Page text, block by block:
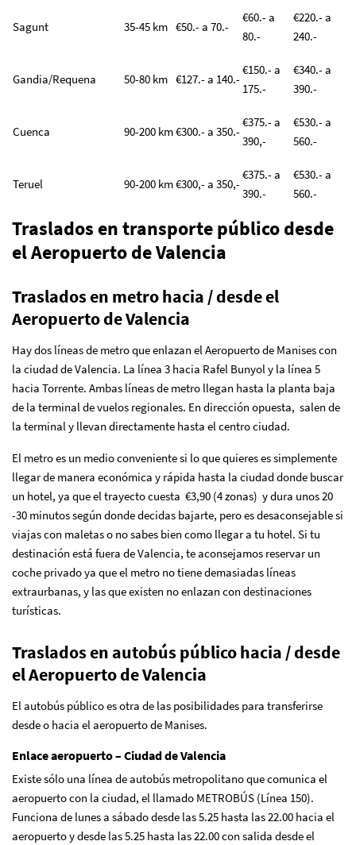
Sagunt 35-45 km €50.- a 70.-
€60.- a
80.-
€220.- a
240.-
Gandia/Requena 50-80 km €127.- a 140.-
€150.- a
175.-
€340.- a
390.-
Cuenca 90-200 km€300.- a 350.-
€375.- a
390,-
€530.- a
560.-
Teruel 90-200 km€300,- a 350,-
€375.- a
390.-
€530.- a
560.-
Traslados en transporte público desde
el Aeropuerto de Valencia
Traslados en metro hacia / desde el
Aeropuerto de Valencia
Hay dos líneas de metro que enlazan el Aeropuerto de Manises con
la ciudad de Valencia. La línea 3 hacia Rafel Bunyol y la línea 5
hacia Torrente. Ambas líneas de metro llegan hasta la planta baja
de la terminal de vuelos regionales. En dirección opuesta, salen de
la terminal y llevan directamente hasta el centro ciudad.
El metro es un medio conveniente si lo que quieres es simplemente
llegar de manera económica y rápida hasta la ciudad donde buscar
un hotel, ya que el trayecto cuesta €3,90 (4 zonas) y dura unos 20
-30 minutos según donde decidas bajarte, pero es desaconsejable si
viajas con maletas o no sabes bien como llegar a tu hotel. Si tu
destinación está fuera de Valencia, te aconsejamos reservar un
coche privado ya que el metro no tiene demasiadas líneas
extraurbanas, y las que existen no enlazan con destinaciones
turísticas.
Traslados en autobús público hacia / desde
el Aeropuerto de Valencia
El autobús público es otra de las posibilidades para transferirse
desde o hacia el aeropuerto de Manises.
Enlace aeropuerto – Ciudad de Valencia
Existe sólo una línea de autobús metropolitano que comunica el
aeropuerto con la ciudad, el llamado METROBÚS (Línea 150).
Funciona de lunes a sábado desde las 5.25 hasta las 22.00 hacia el
aeropuerto y desde las 5.25 hasta las 22.00 con salida desde el